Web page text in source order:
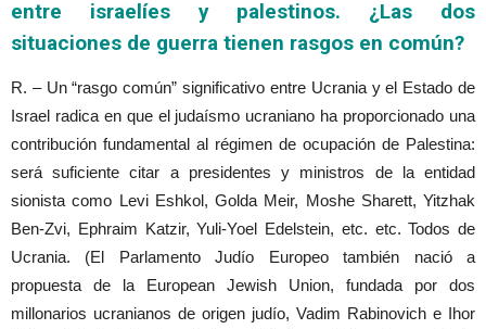
entre israelíes y palestinos. ¿Las dos
situaciones de guerra tienen rasgos en común?
R. – Un “rasgo común” significativo entre Ucrania y el Estado de
Israel radica en que el judaísmo ucraniano ha proporcionado una
contribución fundamental al régimen de ocupación de Palestina:
será suficiente citar a presidentes y ministros de la entidad
sionista como Levi Eshkol, Golda Meir, Moshe Sharett, Yitzhak
Ben-Zvi, Ephraim Katzir, Yuli-Yoel Edelstein, etc. etc. Todos de
Ucrania. (El Parlamento Judío Europeo también nació a
propuesta de la European Jewish Union, fundada por dos
millonarios ucranianos de origen judío, Vadim Rabinovich e Ihor